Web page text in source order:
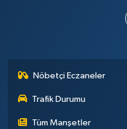
Nöbetçi Eczaneler
Trafik Durumu
Tüm Manşetler